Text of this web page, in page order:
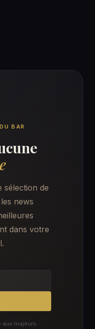
BAR
sélection de
news
dans votre
majeurs ·